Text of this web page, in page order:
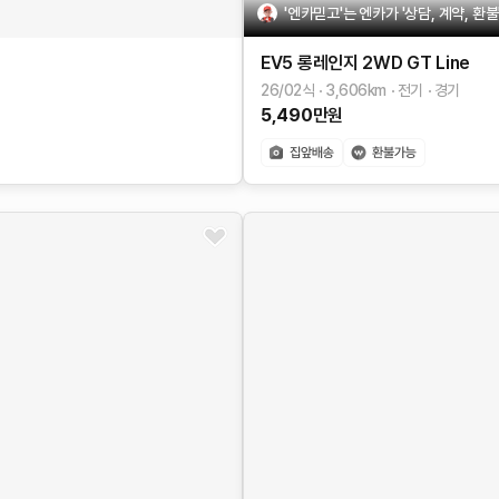
'엔카믿고'는 엔카가 '상담, 계약, 환
EV5 롱레인지 2WD GT Line
26/02식 3,606km 전기 경기
5,490만원